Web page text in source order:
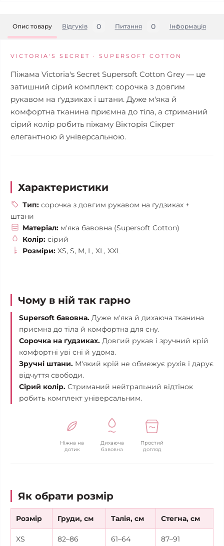
Опис товару Відгуків 0 Питання 0 Iнформація
VICTORIA'S SECRET · SUPERSOFT COTTON
Піжама Victoria's Secret Supersoft Cotton Grey — це
затишний сірий комплект: сорочка з довгим
рукавом на ґудзиках і штани. Дуже м'яка й
комфортна тканина приємна до тіла, а стриманий
сірий колір робить піжаму Вікторія Сікрет
елегантною й універсальною.
Характеристики
Тип: сорочка з довгим рукавом на ґудзиках +
штани
Матеріал: м'яка бавовна (Supersoft Cotton)
Колір: сірий
Розміри: XS, S, M, L, XL, XXL
Чому в ній так гарно
Supersoft бавовна. Дуже м'яка й дихаюча тканина
приємна до тіла й комфортна для сну.
Сорочка на ґудзиках. Довгий рукав і зручний крій
комфортні уві сні й удома.
Зручні штани. М'який крій не обмежує рухів і дарує
відчуття свободи.
Сірий колір. Стриманий нейтральний відтінок
робить комплект універсальним.
Ніжна на
дотик
Дихаюча
бавовна
Простий
догляд
Як обрати розмір
Розмір Груди, см Талія, см Стегна, см
XS 82–86 61–64 87–91